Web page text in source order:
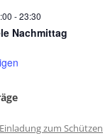
-23:30
Nachmittag
zum Schützen